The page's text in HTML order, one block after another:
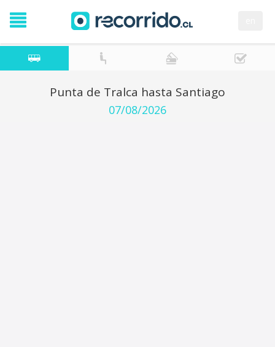
Punta de Tralca hasta Santiago
07/08/2026